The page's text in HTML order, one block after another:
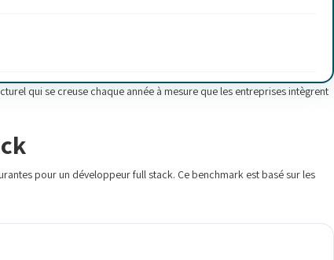
qui se creuse chaque année à mesure que les entreprises intègrent
pour un développeur full stack. Ce benchmark est basé sur les